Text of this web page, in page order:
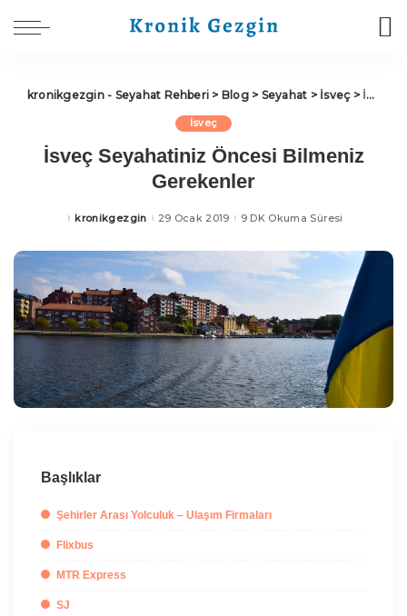
kronikgezgin - Seyahat Rehberi > Blog> Seyahat > İsveç> İsveç Seyahatiniz Öncesi Bilmeniz Gerekenler
İsveç
İsveç Seyahatiniz Öncesi Bilmeniz
Gerekenler
Posted
kronikgezgin 29 Ocak 2019 9 DK Okuma Süresi
Başlıklar
Şehirler Arası Yolculuk – Ulaşım Firmaları
Flixbus
MTR Express
SJ